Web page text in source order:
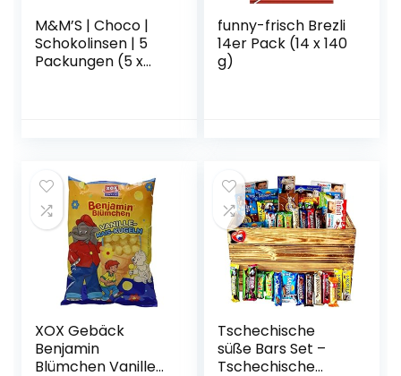
M&M’S | Choco |
Schokolinsen | 5
Packungen (5 x
funny-frisch Brezli
14er Pack (14 x 140
g)
XOX Gebäck
Benjamin
Blümchen Vanille-
Tschechische
süße Bars Set –
Tschechische